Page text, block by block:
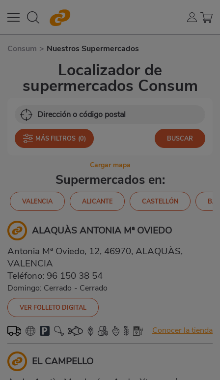
Consum > Nuestros Supermercados
Localizador de
supermercados Consum
MÁS FILTROS (0)
Cargar mapa
Supermercados en:
VALENCIA ALICANTE CASTELLÓN
ALAQUÀS ANTONIA Mª OVIEDO
Antonia Mª Oviedo, 12, 46970, ALAQUÀS,
VALENCIA
Teléfono: 96 150 38 54
Domingo: Cerrado - Cerrado
VER FOLLETO DIGITAL
Conocer la tienda
EL CAMPELLO